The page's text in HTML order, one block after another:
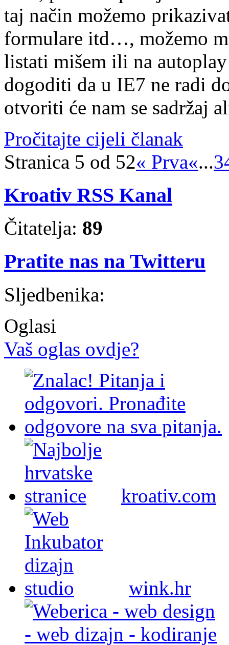
taj način možemo
formulare itd…, možemo
listati mišem ili na
dogoditi da u IE7 ne radi
otvoriti će nam se sadržaj
Pročitajte cijeli članak
Stranica 5 od 52« Prva«...3
Kroativ RSS Kanal
Čitatelja: 89
Pratite nas na Twitteru
Sljedbenika:
Oglasi
Vaš oglas ovdje?
kroativ.com
wink.hr